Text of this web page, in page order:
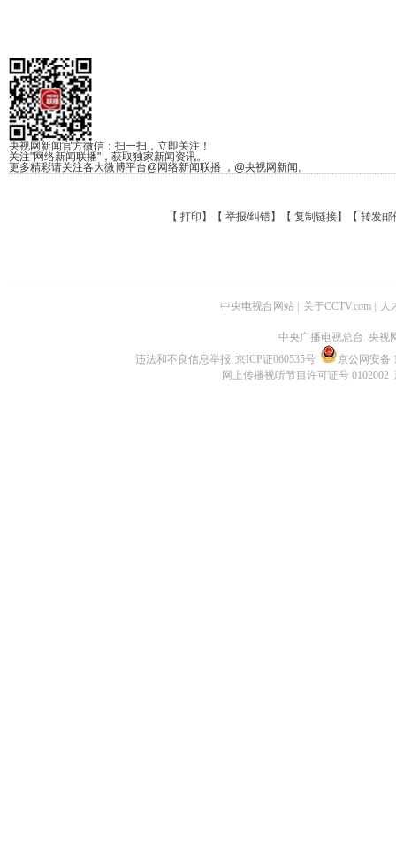
央视网新闻官方微信：扫一扫，立即关注！
关注"网络新闻联播"，获取独家新闻资讯。
更多精彩请关注各大微博平台@网络新闻联播 ，@央视网新闻。
【 打印 】【 举报/纠错】【 复制链接】【 转发邮
中央电视台网站 关于CCTV.com 人
中央广播电视总台 央视
违法和不良信息举报 京ICP证060535号
京公网安备
网上传播视听节目许可证号 0102002